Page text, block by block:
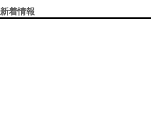
新着情報